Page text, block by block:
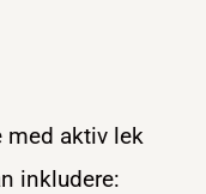
med aktiv lek
inkludere: